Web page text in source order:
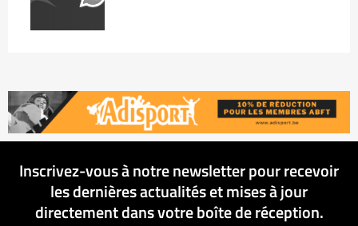
Inscrivez-vous à notre newsletter pour recevoir
les dernières actualités et mises à jour
directement dans votre boîte de réception.